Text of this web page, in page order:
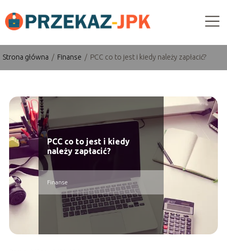
Strona główna / Finanse / PCC co to jest i kiedy należy zapłacić?
PCC co to jest i kiedy
należy zapłacić?
Finanse